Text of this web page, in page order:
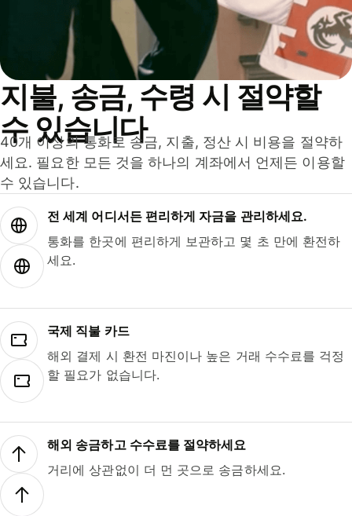
지불, 송금, 수령 시 절약할
수 있습니다
40개 이상의 통화로 송금, 지출, 정산 시 비용을 절약하
세요. 필요한 모든 것을 하나의 계좌에서 언제든 이용할
수 있습니다.
전 세계 어디서든 편리하게 자금을 관리하세요.
통화를 한곳에 편리하게 보관하고 몇 초 만에 환전하
세요.
국제 직불 카드
해외 결제 시 환전 마진이나 높은 거래 수수료를 걱정
할 필요가 없습니다.
해외 송금하고 수수료를 절약하세요
거리에 상관없이 더 먼 곳으로 송금하세요.